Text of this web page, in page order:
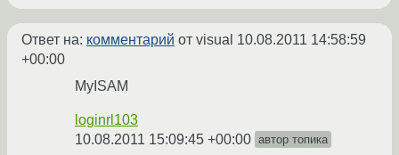
Ответ на: комментарий от visual 10.08.2011 14:58:59
+00:00
MyISAM
loginrl103
10.08.2011 15:09:45 +00:00 автор топика